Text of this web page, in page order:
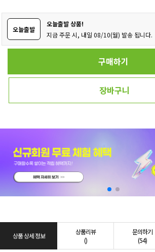
오늘출발
오늘출발 상품!
지금 주문 시, 내일 08/10(월) 발송 됩니다.
구매하기
장바구니
상품 상세 정보
상품리뷰
()
문의하기
(54)